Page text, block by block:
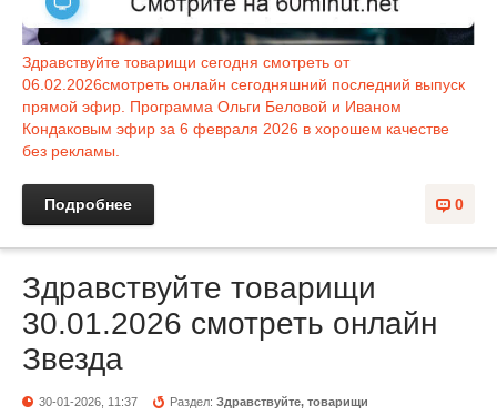
Здравствуйте товарищи сегодня смотреть от
06.02.2026смотреть онлайн сегодняшний последний выпуск
прямой эфир. Программа Ольги Беловой и Иваном
Кондаковым эфир за 6 февраля 2026 в хорошем качестве
без рекламы.
0
Подробнее
Здравствуйте товарищи
30.01.2026 смотреть онлайн
Звезда
30-01-2026, 11:37 Раздел:Здравствуйте, товарищи